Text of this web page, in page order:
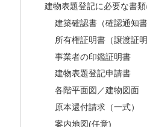
建物表題登記に必要な書
建築確認書（確認通知書
所有権証明書（譲渡証明
事業者の印鑑証明書
建物表題登記申請書
各階平面図／建物図面
原本還付請求（一式）
案内地図(任意)